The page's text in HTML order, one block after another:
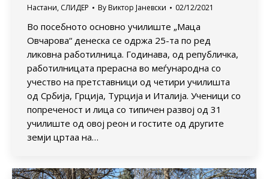
Настани, СЛИДЕР By Виктор Јаневски 02/12/2021
Во посебното основно училиште „Маца
Овчарова“ денеска се одржа 25-та по ред
ликовна работилница. Годинава, од републичка,
работилницата прерасна во меѓународна со
учество на претставници од четири училишта
од Србија, Грција, Турција и Италија. Ученици со
попреченост и лица со типичен развој од 31
училиште од овој реон и гостите од другите
земји цртаа на…